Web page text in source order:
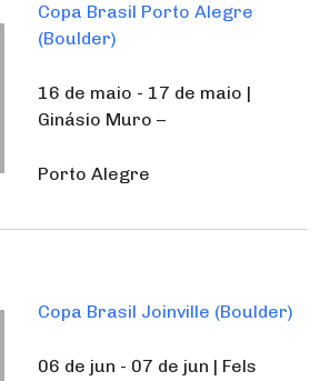
Copa Brasil Porto Alegre
(Boulder)
16 de maio - 17 de maio |
Ginásio Muro –
Porto Alegre
Copa Brasil Joinville (Boulder)
06 de jun - 07 de jun | Fels